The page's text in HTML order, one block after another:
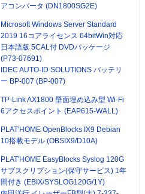
アコンバータ (DN1800SG2E)
Microsoft Windows Server Standard
2019 16コアライセンス 64bitWin対応
日本語版 5CAL付 DVDパッケージ
(P73-07691)
IDEC AUTO-ID SOLUTIONS バッテリ
ー BP-007 (BP-007)
TP-Link AX1800 壁面埋め込み型 Wi-Fi
6アクセスポイント (EAP615-WALL)
PLAT'HOME OpenBlocks IX9 Debian
10搭載モデル (OBSIX9/D10A)
PLAT'HOME EasyBlocks Syslog 120G
サブスクリプション(保守サービス) 1年
間付き (EBIX/SYSLOG120G/1Y)